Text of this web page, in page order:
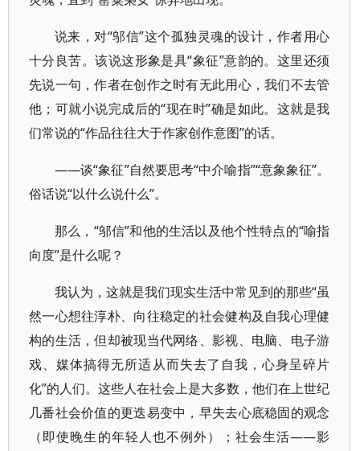
说来，对“邬信”这个孤独灵魂的设计，作者用心
十分良苦。该说这形象是具“象征”意韵的。这里还须
先说一句，作者在创作之时有无此用心，我们不去管
他；可就小说完成后的“现在时”确是如此。这就是我
们常说的“作品往往大于作家创作意图”的话。
——谈“象征”自然要思考“中介喻指”“意象象征”。
俗话说“以什么说什么”。
那么，“邬信”和他的生活以及他个性特点的“喻指
向度”是什么呢？
我认为，这就是我们现实生活中常见到的那些“虽
然一心想往淳朴、向往稳定的社会健构及自我心理健
构的生活，但却被现当代网络、影视、电脑、电子游
戏、媒体搞得无所适从而失去了自我，心身呈碎片
化”的人们。这些人在社会上是大多数，他们在上世纪
几番社会价值的更迭易变中，早失去心底稳固的观念
（即使晚生的年轻人也不例外）；社会生活——影